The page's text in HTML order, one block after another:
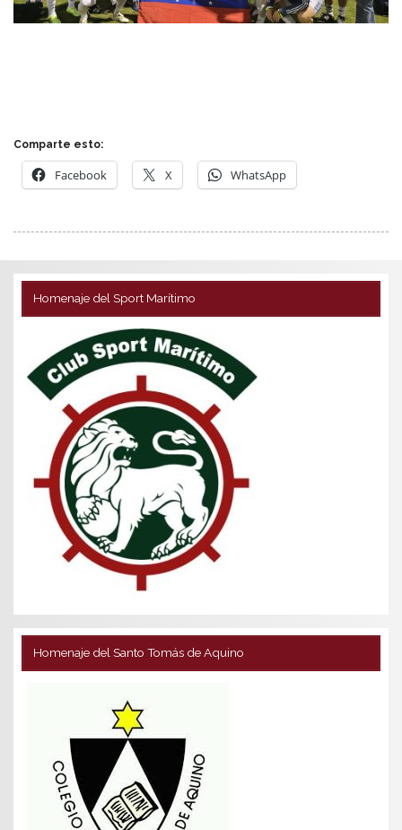
Comparte esto:
Facebook X WhatsApp
Homenaje del Sport Marítimo
Homenaje del Santo Tomás de Aquino